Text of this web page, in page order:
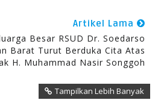
Artikel Lama
Besar RSUD Dr. Soedarso
Barat Turut Berduka Cita Atas
H. Muhammad Nasir Songgoh
Tampilkan Lebih Banyak